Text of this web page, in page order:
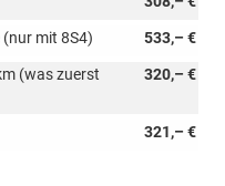
533,– €
(nur mit 8S4)
320,– €
(was zuerst
321,– €